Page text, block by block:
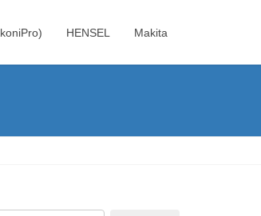
HENSEL Makita